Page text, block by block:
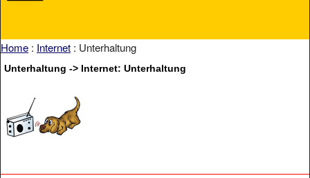
Home : Internet : Unterhaltung
Unterhaltung -> Internet: Unterhaltung